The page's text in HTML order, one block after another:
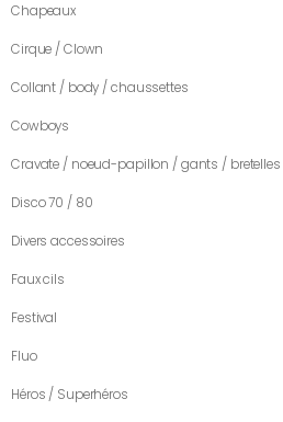
Chapeaux
Cirque / Clown
Collant / body / chaussettes
Cowboys
Cravate / noeud-papillon / gants / bretelles
Disco 70 / 80
Divers accessoires
Faux cils
Festival
Fluo
Héros / Superhéros